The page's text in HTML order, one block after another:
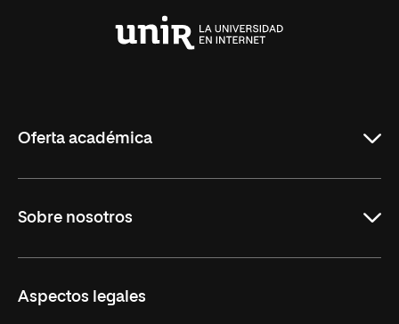
Oferta académica
Licenciaturas en línea
Másteres Europeos
Cursos Europeos
Sobre nosotros
Nuestros alumnos
Aspectos legales